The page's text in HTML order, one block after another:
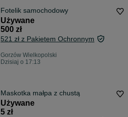
Fotelik samochodowy
Używane
500 zł
521 zł z Pakietem Ochronnym
Gorzów Wielkopolski
Dzisiaj o 17:13
Maskotka małpa z chustą
Używane
5 zł